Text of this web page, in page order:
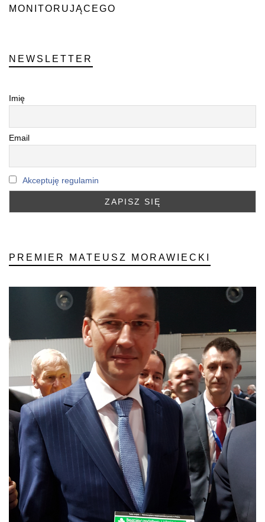
MONITORUJĄCEGO
NEWSLETTER
Imię
Email
Akceptuję regulamin
PREMIER MATEUSZ MORAWIECKI